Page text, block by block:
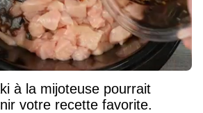
à la mijoteuse pourrait
votre recette favorite.